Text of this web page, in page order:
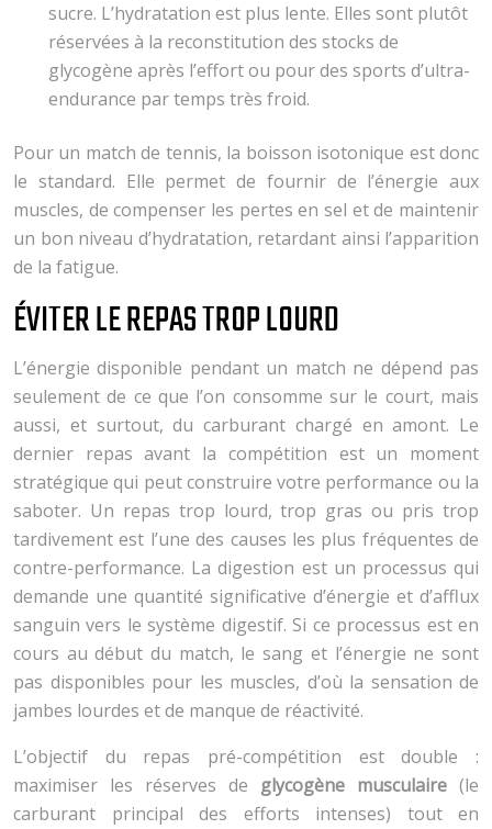
sucre. L’hydratation est plus lente. Elles sont plutôt
réservées à la reconstitution des stocks de
glycogène après l’effort ou pour des sports d’ultra-
endurance par temps très froid.
Pour un match de tennis, la boisson isotonique est donc
le standard. Elle permet de fournir de l’énergie aux
muscles, de compenser les pertes en sel et de maintenir
un bon niveau d’hydratation, retardant ainsi l’apparition
de la fatigue.
ÉVITER LE REPAS TROP LOURD
L’énergie disponible pendant un match ne dépend pas
seulement de ce que l’on consomme sur le court, mais
aussi, et surtout, du carburant chargé en amont. Le
dernier repas avant la compétition est un moment
stratégique qui peut construire votre performance ou la
saboter. Un repas trop lourd, trop gras ou pris trop
tardivement est l’une des causes les plus fréquentes de
contre-performance. La digestion est un processus qui
demande une quantité significative d’énergie et d’afflux
sanguin vers le système digestif. Si ce processus est en
cours au début du match, le sang et l’énergie ne sont
pas disponibles pour les muscles, d’où la sensation de
jambes lourdes et de manque de réactivité.
L’objectif du repas pré-compétition est double :
maximiser les réserves de glycogène musculaire (le
carburant principal des efforts intenses) tout en